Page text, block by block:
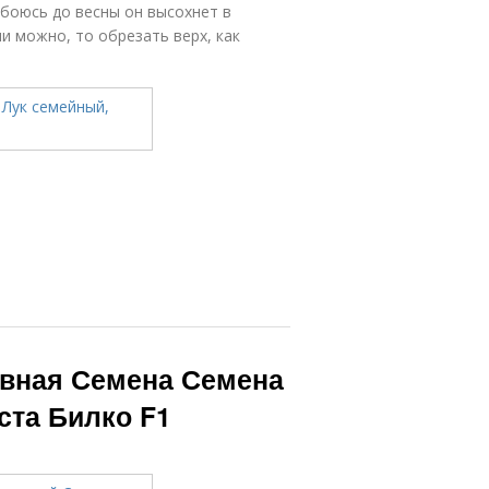
до весны он высохнет в
можно, то обрезать верх, как
Семена Семена
Билко F1